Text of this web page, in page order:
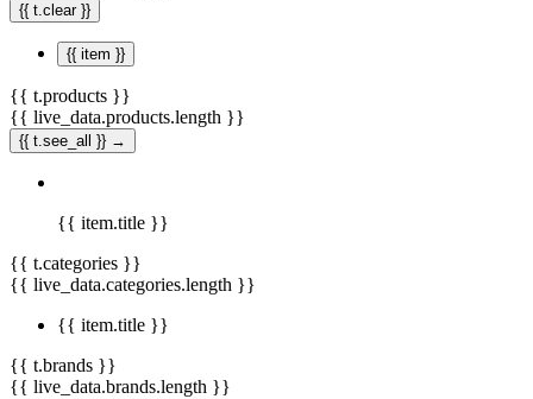
{{ t.clear }}
{{ item }}
{{ t.products }}
{{ live_data.products.length }}
{{ t.see_all }} →
{{ item.title }}
{{ t.categories }}
{{ live_data.categories.length }}
{{ item.title }}
{{ t.brands }}
{{ live_data.brands.length }}